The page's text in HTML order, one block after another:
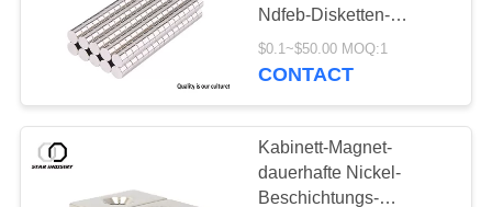
Ndfeb-Disketten-
Türschließer-Magnet-
D15*5 NiCuNi
$0.1~$50.00 MOQ:1
CONTACT
Kabinett-Magnet-
dauerhafte Nickel-
Beschichtungs-